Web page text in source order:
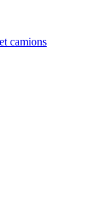
camions